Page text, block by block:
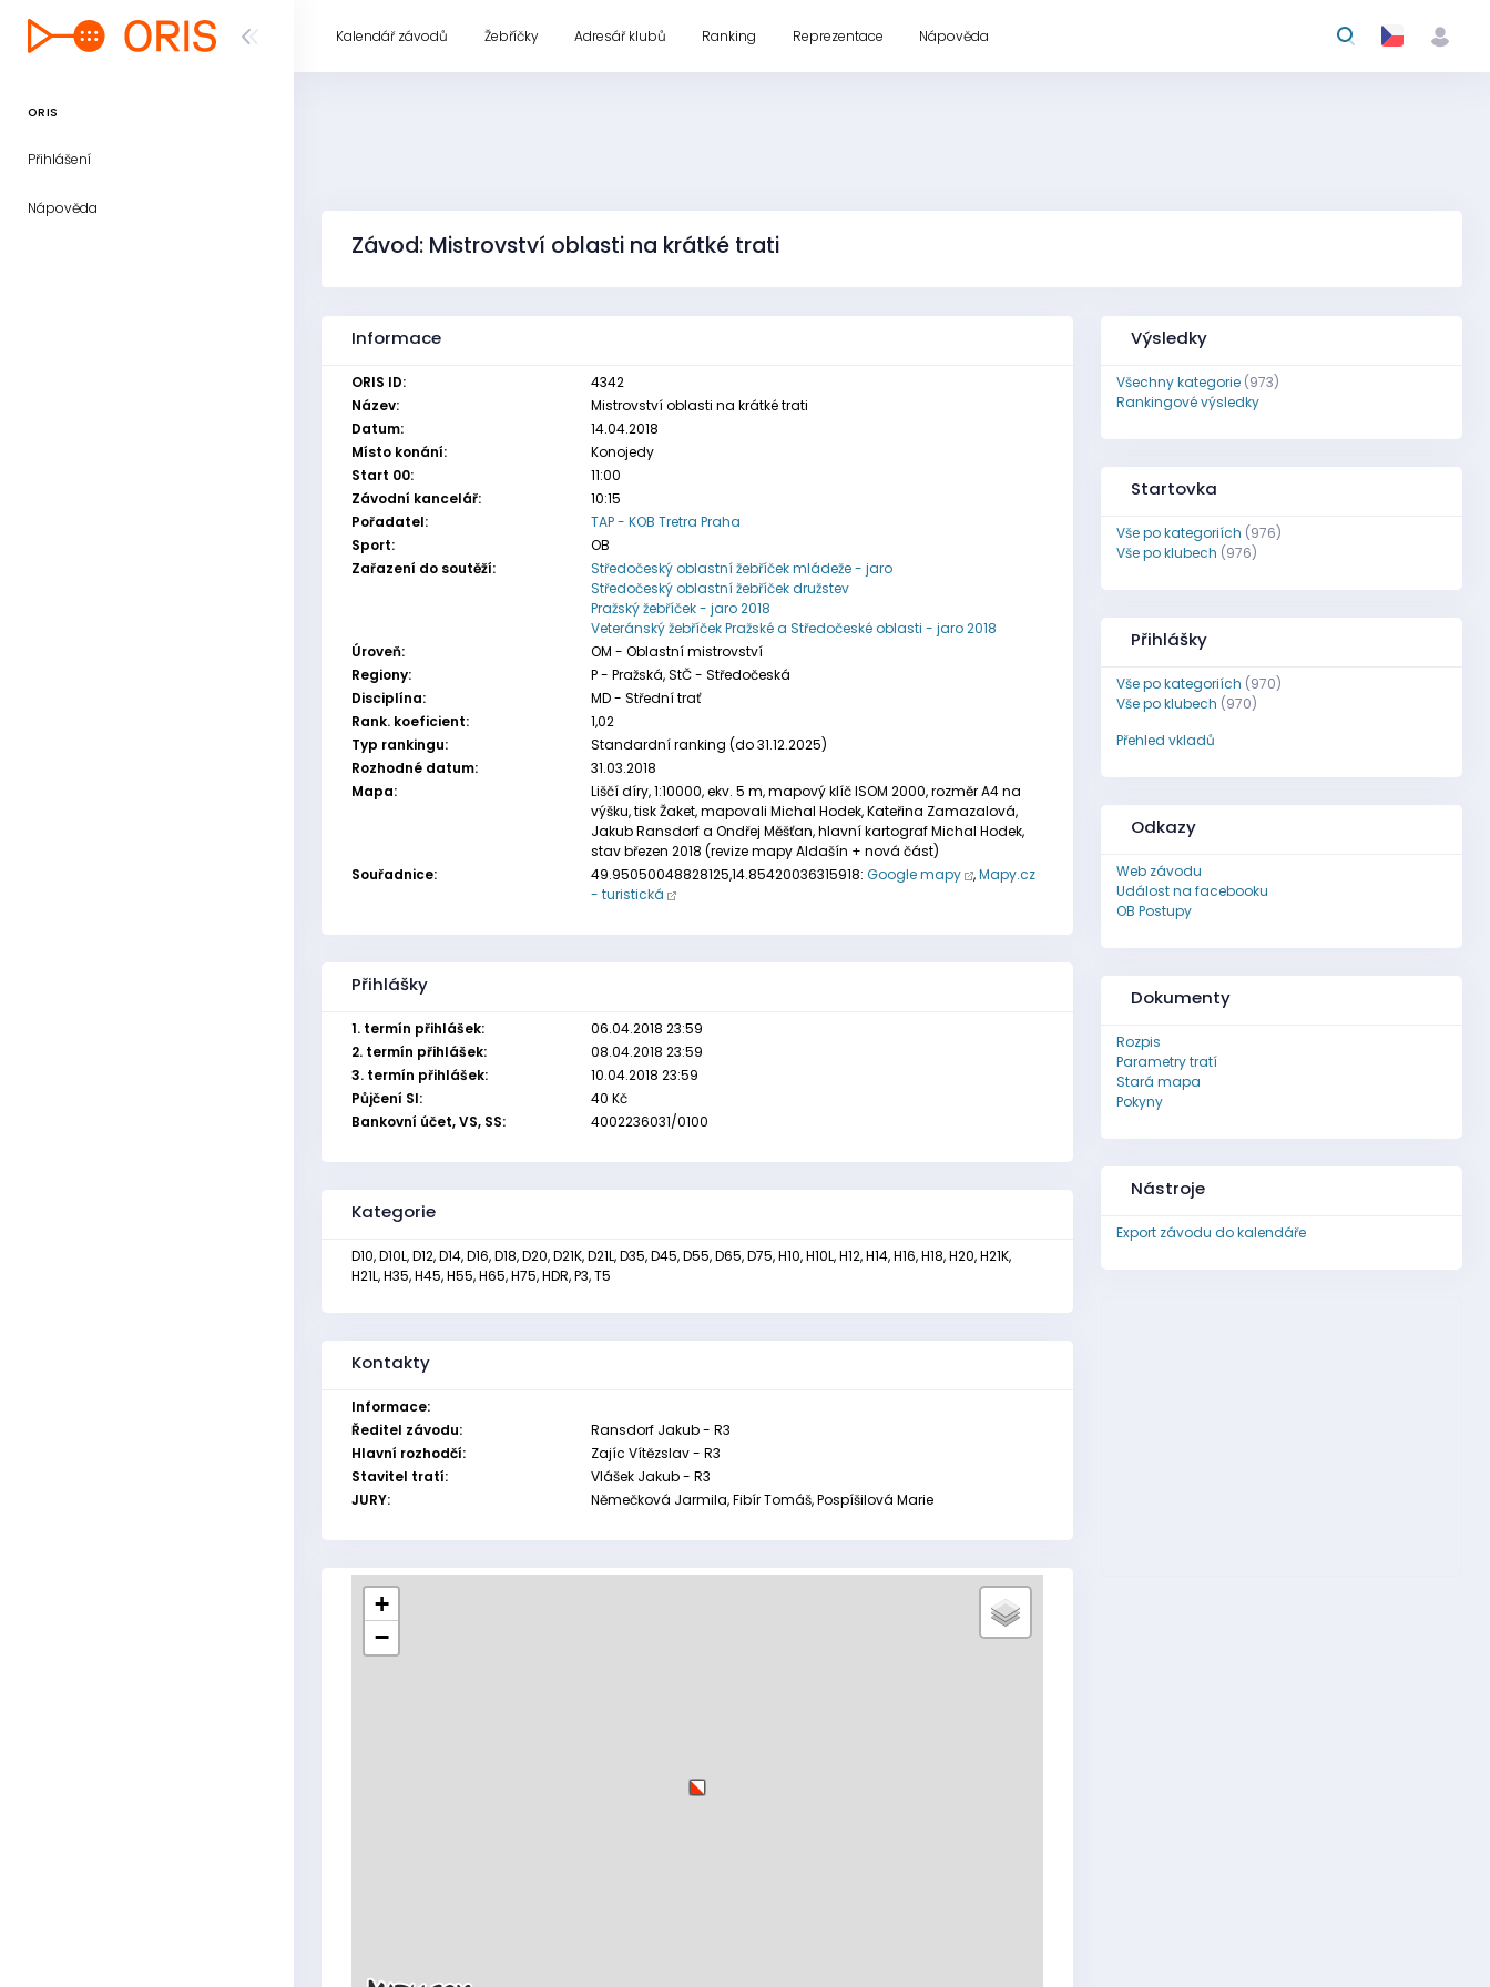
ORIS
Přihlášení
Nápověda
Kalendář závodů Žebříčky Adresář klubů Ranking Reprezentace Nápověda
Závod: Mistrovství oblasti na krátké trati
Informace
ORIS ID:
4342
Název:
Mistrovství oblasti na krátké trati
Datum:
14.04.2018
Místo konání:
Konojedy
Start 00:
11:00
Závodní kancelář:
10:15
Pořadatel:
TAP - KOB Tretra Praha
Sport:
OB
Zařazení do soutěží:
Středočeský oblastní žebříček mládeže - jaro
Středočeský oblastní žebříček družstev
Pražský žebříček - jaro 2018
Veteránský žebříček Pražské a Středočeské oblasti - jaro 2018
Úroveň:
OM - Oblastní mistrovství
Regiony:
P - Pražská, StČ - Středočeská
Disciplína:
MD - Střední trať
Rank. koeficient:
1,02
Typ rankingu:
Standardní ranking (do 31.12.2025)
Rozhodné datum:
31.03.2018
Mapa:
Liščí díry, 1:10000, ekv. 5 m, mapový klíč ISOM 2000, rozměr A4 na
výšku, tisk Žaket, mapovali Michal Hodek, Kateřina Zamazalová,
Jakub Ransdorf a Ondřej Měšťan, hlavní kartograf Michal Hodek,
stav březen 2018 (revize mapy Aldašín + nová část)
Souřadnice:
49.95050048828125,14.85420036315918:Google mapy ,Mapy.cz
- turistická
Přihlášky
1. termín přihlášek:
06.04.2018 23:59
2. termín přihlášek:
08.04.2018 23:59
3. termín přihlášek:
10.04.2018 23:59
Půjčení SI:
40 Kč
Bankovní účet, VS, SS:
4002236031/0100
Kategorie
D10, D10L, D12, D14, D16, D18, D20, D21K, D21L, D35, D45, D55, D65, D75, H10, H10L, H12, H14, H16, H18, H20, H21K,
H21L, H35, H45, H55, H65, H75, HDR, P3, T5
Kontakty
Informace:
Ředitel závodu:
Ransdorf Jakub - R3
Hlavní rozhodčí:
Zajíc Vítězslav - R3
Stavitel tratí:
Vlášek Jakub - R3
JURY:
Němečková Jarmila, Fibír Tomáš, Pospíšilová Marie
+
−
Výsledky
Všechny kategorie (973)
Rankingové výsledky
Startovka
Vše po kategoriích (976)
Vše po klubech (976)
Přihlášky
Vše po kategoriích (970)
Vše po klubech (970)
Přehled vkladů
Odkazy
Web závodu
Událost na facebooku
OB Postupy
Dokumenty
Rozpis
Parametry tratí
Stará mapa
Pokyny
Nástroje
Export závodu do kalendáře